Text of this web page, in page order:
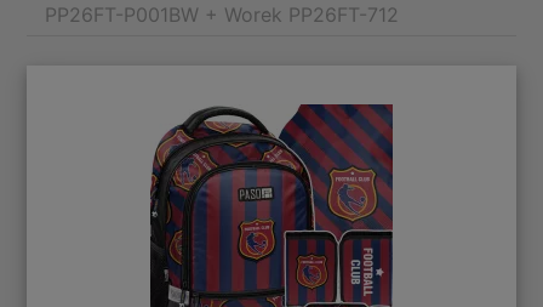
PP26FT-P001BW + Worek PP26FT-712